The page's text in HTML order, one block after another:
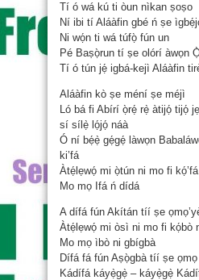
Tí ó wá kú ti òun nìkan ṣoṣo
Ní ibi tí Aláàfin gbé ń ṣe
Ni wọ́n ti wá túfọ̀ fún un
Pé Baṣọ̀run tí ṣe olórí àwọn
Tí ó tún jẹ́ igbá-kejì Aláàfin
Aláàfin kò ṣe méní ṣe méjì
Ló bá fi Abírí ọ̀rẹ́ rẹ̀ àtijọ́ tijọ́
sí sílẹ̀ lọ́jọ́ náà
Ó ní bẹ́ẹ̀ gẹ́gẹ́ làwọn
ki’fá
Àtẹ́lẹwọ́ mi ọ̀tún ni mo fi
Mo mọ Ifá ń dídá
A dífá fún Akítán tíí ṣe
Àtẹ́lẹwọ́ mi òsì ni mo fi kọ́bò
Mo mọ ìbò ni gbígbà
Dífá fá fún Aṣọ̀gbà tíí ṣe
Kádífá káyẹ̀gẹ̀ – káyẹ̀gẹ̀